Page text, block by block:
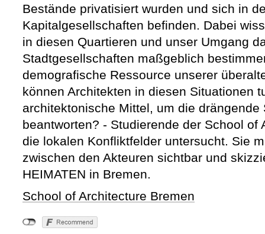
Bestände privatisiert wurden und sich in
Kapitalgesellschaften befinden. Dabei
in diesen Quartieren und unser Umgang
Stadtgesellschaften maßgeblich
demografische Ressource unserer
können Architekten in diesen Situationen
architektonische Mittel, um die drängende
beantworten? - Studierende der School of
die lokalen Konfliktfelder untersucht. Sie
zwischen den Akteuren sichtbar und
HEIMATEN in Bremen.
School of Architecture Bremen